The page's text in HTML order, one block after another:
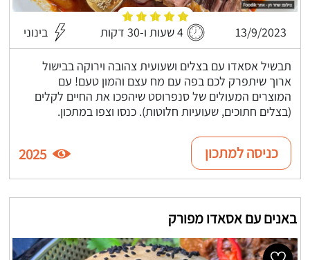
13/9/2023 4 שעות ו-30 דקות בינוני
תבשיל אסאדו עם בצלים ושעועית צהובה וירוקה בבישול
ארוך שיתפרק לכם בפה עם מח עצם והמון טעם! עם
המוצרים המעולים של סנפרוסט שיהפכו את החיים לקלים
(בצלים חתוכים, שעועיות חלוטות). כנסו וצפו במתכון.
כניסה למתכון 2025
באנים עם אסאדו מפורק